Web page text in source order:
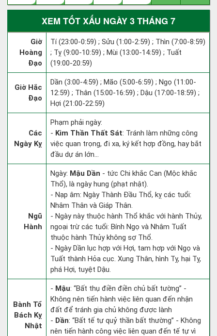
XEM TỐT XẤU NGÀY 3 THÁNG 7
Giờ
Hoàng
Đạo
Tí (23:00-0:59) ; Sửu (1:00-2:59) ; Thìn (7:00-8:59)
; Tỵ (9:00-10:59) ; Mùi (13:00-14:59) ; Tuất
(19:00-20:59)
Giờ Hắc
Đạo
Dần (3:00-4:59) ; Mão (5:00-6:59) ; Ngọ (11:00-
12:59) ; Thân (15:00-16:59) ; Dậu (17:00-18:59) ;
Hợi (21:00-22:59)
Các
Ngày Kỵ
Phạm phải ngày:
- Kim Thần Thất Sát: Tránh làm những công
việc quan trọng, đi xa, ký kết hợp đồng, hay bắt
đầu dự án lớn...
Ngũ
Hành
Ngày: Mậu Dần - tức Chi khắc Can (Mộc khắc
Thổ), là ngày hung (phạt nhật).
- Nạp âm: Ngày Thành Đầu Thổ, kỵ các tuổi:
Nhâm Thân và Giáp Thân.
- Ngày này thuộc hành Thổ khắc với hành Thủy,
ngoại trừ các tuổi: Bính Ngọ và Nhâm Tuất
thuộc hành Thủy không sợ Thổ.
- Ngày Dần lục hợp với Hợi, tam hợp với Ngọ và
Tuất thành Hỏa cục. Xung Thân, hình Tỵ, hại Tỵ,
phá Hợi, tuyệt Dậu.
Bành Tổ
Bách Kỵ
Nhật
- Mậu: “Bất thụ điền điền chủ bất tường” -
Không nên tiến hành việc liên quan đến nhận
đất để tránh gia chủ không được lành
- Dần: “Bất tế tự quỷ thần bất thường” - Không
nên tiến hành công việc liên quan đến tế tự vì